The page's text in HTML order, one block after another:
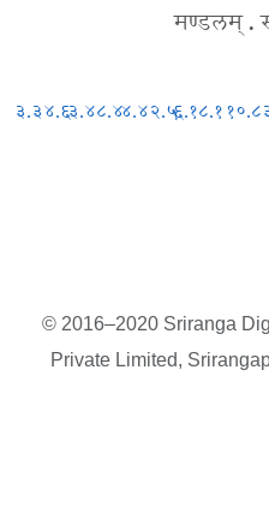
मण्डलम् .
३.३४.६३.४८.४४.४२.५६.१८.१
© 2016–2020 Sriranga
Private Limited,